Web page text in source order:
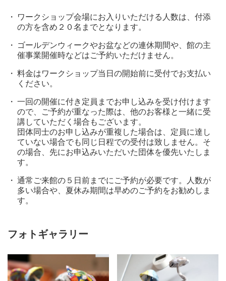
ワークショップ会場にお入りいただける人数は、付添
の方を含め２０名までとなります。
ゴールデンウィークやお盆などの連休期間や、館の主
催事業開催時などはご予約いただけません。
料金はワークショップ当日の開始前に受付でお支払い
ください。
一回の開催に付き定員までお申し込みを受け付けます
ので、ご予約が重なった際は、他のお客様と一緒に受
講していただく場合もございます。
団体同士のお申し込みが重複した場合は、定員に達し
ていない場合でも同じ日程での受付は致しません。そ
の場合、先にお申込みいただいた団体を優先いたしま
す。
通常ご来館の５日前までにご予約が必要です。人数が
多い場合や、夏休み期間は早めのご予約をお勧めしま
す。
フォトギャラリー